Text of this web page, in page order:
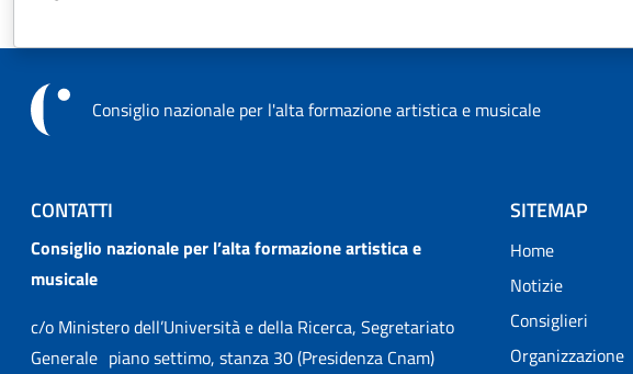
Consiglio nazionale per l'alta formazione artistica e musicale
CONTATTI
Consiglio nazionale per l’alta formazione artistica e
musicale
c/o Ministero dell’Università e della Ricerca, Segretariato
Generale piano settimo, stanza 30 (Presidenza Cnam)
SITEMAP
Home
Notizie
Consiglieri
Organizzazione